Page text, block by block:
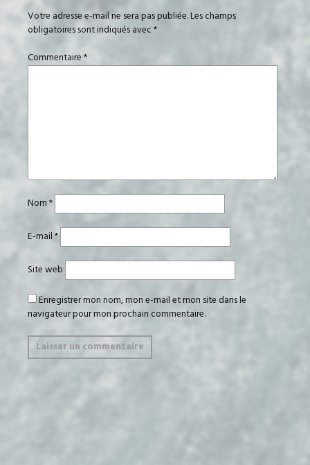
Votre adresse e-mail ne sera pas publiée.Les champs
obligatoires sont indiqués avec*
Commentaire*
Nom*
E-mail*
Site web
Enregistrer mon nom, mon e-mail et mon site dans le
navigateur pour mon prochain commentaire.